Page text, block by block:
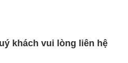
khách vui lòng liên hệ